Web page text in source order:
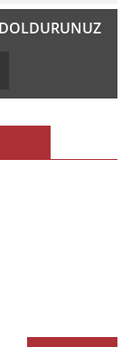
ve diğer
formunu